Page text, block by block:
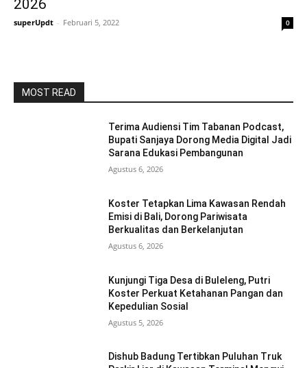
2026
superUpdt - Februari 5, 2022 0
MOST READ
Terima Audiensi Tim Tabanan Podcast,
Bupati Sanjaya Dorong Media Digital Jadi
Sarana Edukasi Pembangunan
Agustus 6, 2026
Koster Tetapkan Lima Kawasan Rendah
Emisi di Bali, Dorong Pariwisata
Berkualitas dan Berkelanjutan
Agustus 6, 2026
Kunjungi Tiga Desa di Buleleng, Putri
Koster Perkuat Ketahanan Pangan dan
Kepedulian Sosial
Agustus 5, 2026
Dishub Badung Tertibkan Puluhan Truk